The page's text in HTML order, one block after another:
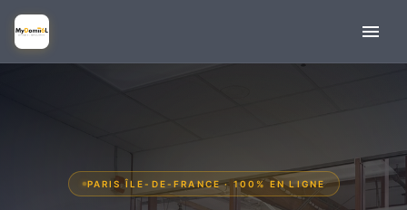
PARIS ÎLE-DE-FRANCE · 100% EN LIGNE